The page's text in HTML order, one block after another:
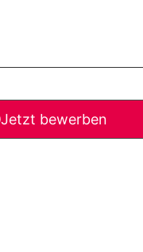
Jetzt bewerben